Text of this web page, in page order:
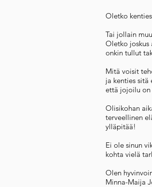
Oletko
Tai jollain
Oletko
onkin tullut
Mitä voisit
ja kenties
että jojoilu on
Olisikohan
terveellinen
ylläpitää!
Ei ole sinun
kohta vielä
Olen
Minna-Maija